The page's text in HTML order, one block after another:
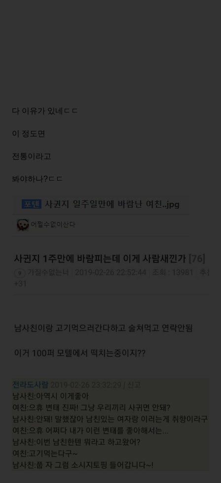
다 이유가 있네ㄷㄷ
이 정도면
전통이라고
봐야하나?ㄷㄷ